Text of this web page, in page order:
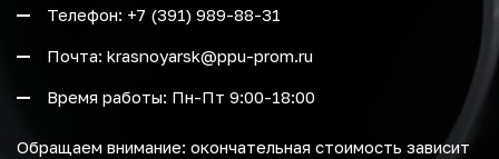
Телефон: +7 (391) 989-88-31
Почта: krasnoyarsk@ppu-prom.ru
Время работы: Пн-Пт 9:00-18:00
Обращаем внимание: окончательная стоимость зависит